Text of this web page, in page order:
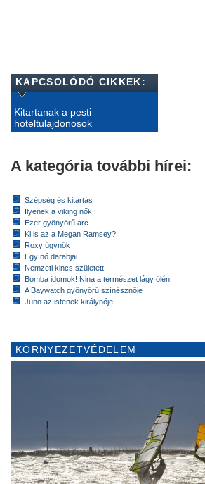
KAPCSOLÓDÓ CIKKEK:
Kitartanak a pesti
hoteltulajdonosok
A kategória további hírei:
Szépség és kitartás
Ilyenek a viking nők
Ezer gyönyörű arc
Ki is az a Megan Ramsey?
Roxy ügynök
Egy nő darabjai
Nemzeti kincs született
Bomba idomok! Nina a természet lágy ölén
A Baywatch gyönyörű színésznője
Juno az istenek királynője
KÖRNYEZETVÉDELEM